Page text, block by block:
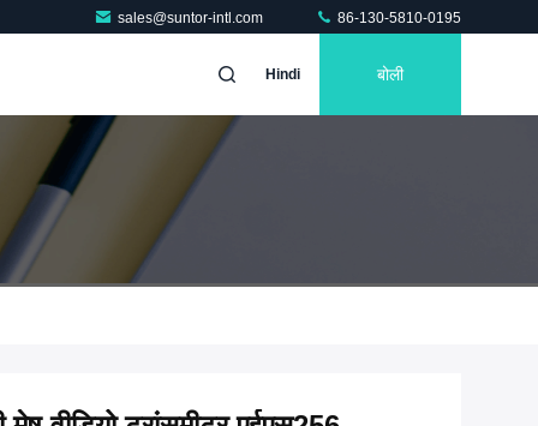
sales@suntor-intl.com 86-130-5810-0195
Hindi बोली